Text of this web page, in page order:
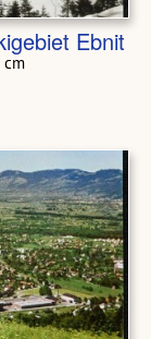
Ebnit
cm